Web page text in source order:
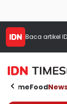
Baca artikel
HomeFood